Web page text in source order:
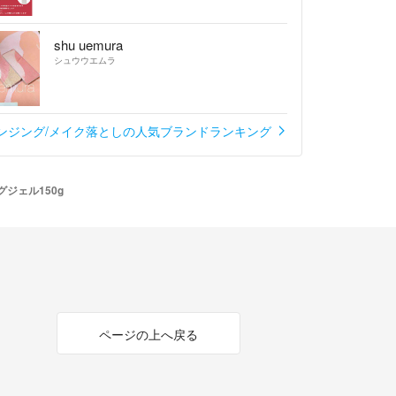
shu uemura
シュウウエムラ
ジング/メイク落としの人気ブランドランキング
ジェル150g
ページの上へ戻る